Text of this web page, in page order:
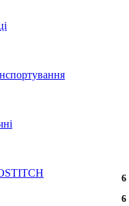
6
6
6
6
6
6
6
6
6
6
6
6
6
6
6
6
6
6
6
6